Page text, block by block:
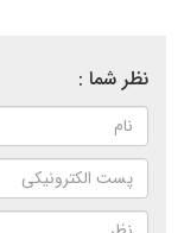
نظر شما :